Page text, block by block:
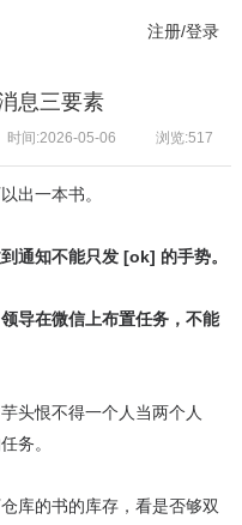
注册/登录
息三要素
浏览:517
时间:2026-05-06
出一本书。
通知不能只发 [ok] 的手势。
领导在微信上布置任务，不能
头恨不得一个人当两个人
务。
库的书的库存，看是否够双